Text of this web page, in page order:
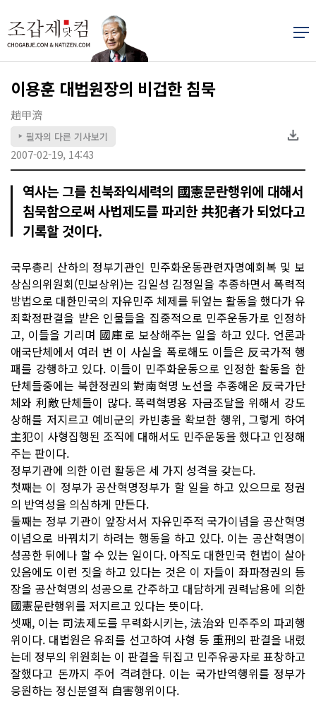
이용훈 대법원장의 비겁한 침묵
趙甲濟
▶ 필자의 다른 기사보기
2007-02-19, 14:43
역사는 그를 친북좌익세력의 國憲문란행위에 대해서
침묵함으로써 사법제도를 파괴한 共犯者가 되었다고
기록할 것이다.
국무총리 산하의 정부기관인 민주화운동관련자명예회복 및 보
상심의위원회(민보상위)는 김일성 김정일을 추종하면서 폭력적
방법으로 대한민국의 자유민주 체제를 뒤엎는 활동을 했다가 유
죄확정판결을 받은 인물들을 집중적으로 민주운동가로 인정하
고, 이들을 기리며 國庫로 보상해주는 일을 하고 있다. 언론과
애국단체에서 여러 번 이 사실을 폭로해도 이들은 反국가적 행
패를 강행하고 있다. 이들이 민주화운동으로 인정한 활동을 한
단체들중에는 북한정권의 對南혁명 노선을 추종해온 反국가단
체와 利敵단체들이 많다. 폭력혁명용 자금조달을 위해서 강도
상해를 저지르고 예비군의 카빈총을 확보한 행위, 그렇게 하여
主犯이 사형집행된 조직에 대해서도 민주운동을 했다고 인정해
주는 판이다.
정부기관에 의한 이런 활동은 세 가지 성격을 갖는다.
첫째는 이 정부가 공산혁명정부가 할 일을 하고 있으므로 정권
의 반역성을 의심하게 만든다.
둘째는 정부 기관이 앞장서서 자유민주적 국가이념을 공산혁명
이념으로 바꿔치기 하려는 행동을 하고 있다. 이는 공산혁명이
성공한 뒤에나 할 수 있는 일이다. 아직도 대한민국 헌법이 살아
있음에도 이런 짓을 하고 있다는 것은 이 자들이 좌파정권의 등
장을 공산혁명의 성공으로 간주하고 대담하게 권력남용에 의한
國憲문란행위를 저지르고 있다는 뜻이다.
셋째, 이는 司法제도를 무력화시키는, 法治와 민주주의 파괴행
위이다. 대법원은 유죄를 선고하여 사형 등 重刑의 판결을 내렸
는데 정부의 위원회는 이 판결을 뒤집고 민주유공자로 표창하고
잘했다고 돈까지 주어 격려한다. 이는 국가반역행위를 정부가
응원하는 정신분열적 自害행위이다.